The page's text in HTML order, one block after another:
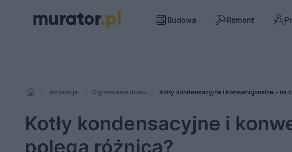
Budowa Remont
Instalacje Ogrzewanie domu Kotły kondensacyjne i konwencjonalne - na
Kotły kondensacyjne i
polega różnica?